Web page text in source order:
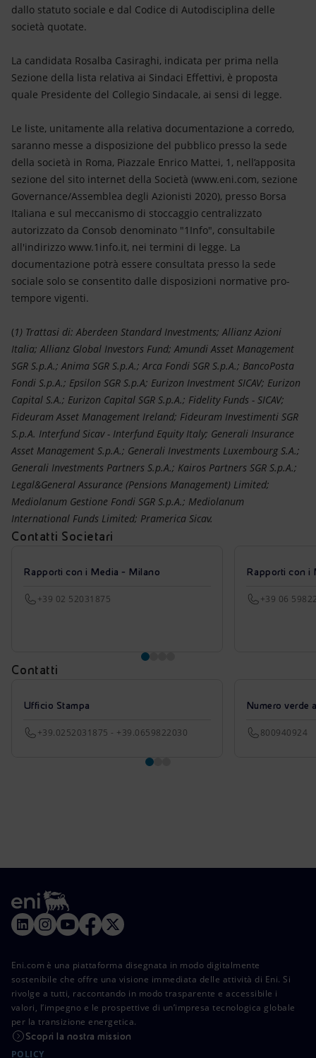
dallo statuto sociale e dal Codice di Autodisciplina delle
società quotate.
La candidata Rosalba Casiraghi, indicata per prima nella
Sezione della lista relativa ai Sindaci Effettivi, è proposta
quale Presidente del Collegio Sindacale, ai sensi di legge.
Le liste, unitamente alla relativa documentazione a corredo,
saranno messe a disposizione del pubblico presso la sede
della società in Roma, Piazzale Enrico Mattei, 1, nell’apposita
sezione del sito internet della Società (www.eni.com, sezione
Governance/Assemblea degli Azionisti 2020), presso Borsa
Italiana e sul meccanismo di stoccaggio centralizzato
autorizzato da Consob denominato "1Info", consultabile
all'indirizzo www.1info.it, nei termini di legge. La
documentazione potrà essere consultata presso la sede
sociale solo se consentito dalle disposizioni normative pro-
tempore vigenti.
(1) Trattasi di: Aberdeen Standard Investments; Allianz Azioni
Italia; Allianz Global Investors Fund; Amundi Asset Management
SGR S.p.A.; Anima SGR S.p.A.; Arca Fondi SGR S.p.A.; BancoPosta
Fondi S.p.A.; Epsilon SGR S.p.A; Eurizon Investment SICAV; Eurizon
Capital S.A.; Eurizon Capital SGR S.p.A.; Fidelity Funds - SICAV;
Fideuram Asset Management Ireland; Fideuram Investimenti SGR
S.p.A. Interfund Sicav - Interfund Equity Italy; Generali Insurance
Asset Management S.p.A.; Generali Investments Luxembourg S.A.;
Generali Investments Partners S.p.A.; Kairos Partners SGR S.p.A.;
Legal&General Assurance (Pensions Management) Limited;
Mediolanum Gestione Fondi SGR S.p.A.; Mediolanum
International Funds Limited; Pramerica Sicav.
Contatti Societari
Rapporti con i Media - Milano
+39 02 52031875
Rapporti con i
+39 06
Contatti
Ufficio Stampa
+39.0252031875 - +39.0659822030
Numero verde
800940924
Eni.com è una piattaforma disegnata in modo digitalmente
sostenibile che offre una visione immediata delle attività di Eni. Si
rivolge a tutti, raccontando in modo trasparente e accessibile i
valori, l’impegno e le prospettive di un’impresa tecnologica globale
per la transizione energetica.
Scopri la nostra mission
POLICY